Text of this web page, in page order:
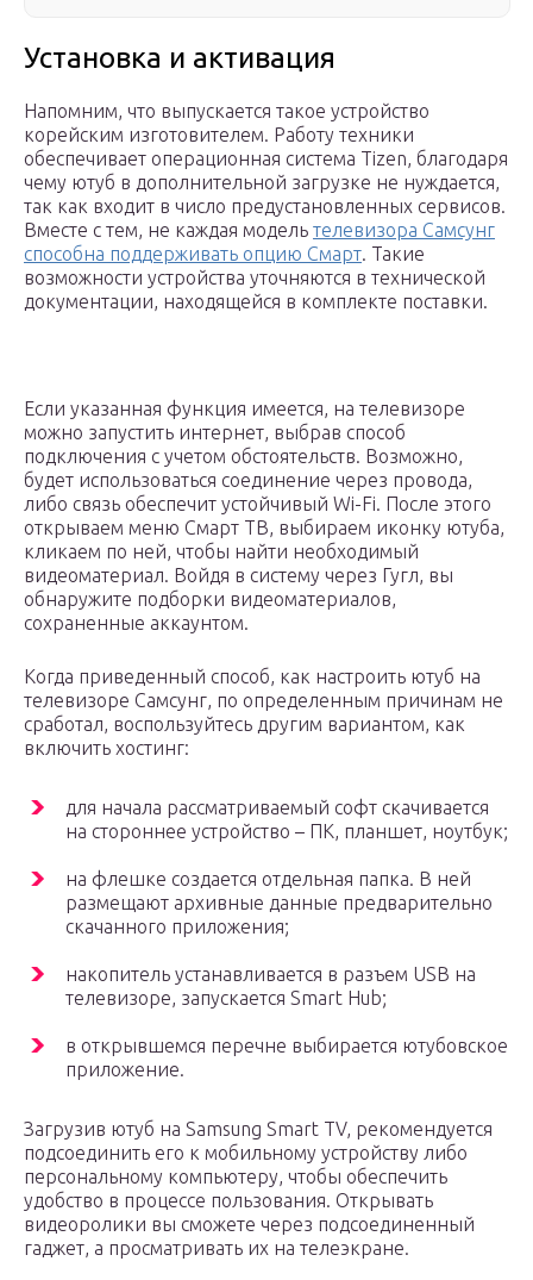
Установка и активация
Напомним, что выпускается такое устройство
корейским изготовителем. Работу техники
обеспечивает операционная система Tizen, благодаря
чему ютуб в дополнительной загрузке не нуждается,
так как входит в число предустановленных сервисов.
Вместе с тем, не каждая модель телевизора Самсунг
способна поддерживать опцию Смарт. Такие
возможности устройства уточняются в технической
документации, находящейся в комплекте поставки.
Если указанная функция имеется, на телевизоре
можно запустить интернет, выбрав способ
подключения с учетом обстоятельств. Возможно,
будет использоваться соединение через провода,
либо связь обеспечит устойчивый Wi-Fi. После этого
открываем меню Смарт ТВ, выбираем иконку ютуба,
кликаем по ней, чтобы найти необходимый
видеоматериал. Войдя в систему через Гугл, вы
обнаружите подборки видеоматериалов,
сохраненные аккаунтом.
Когда приведенный способ, как настроить ютуб на
телевизоре Самсунг, по определенным причинам не
сработал, воспользуйтесь другим вариантом, как
включить хостинг:
для начала рассматриваемый софт скачивается
на стороннее устройство – ПК, планшет, ноутбук;
на флешке создается отдельная папка. В ней
размещают архивные данные предварительно
скачанного приложения;
накопитель устанавливается в разъем USB на
телевизоре, запускается Smart Hub;
в открывшемся перечне выбирается ютубовское
приложение.
Загрузив ютуб на Samsung Smart TV, рекомендуется
подсоединить его к мобильному устройству либо
персональному компьютеру, чтобы обеспечить
удобство в процессе пользования. Открывать
видеоролики вы сможете через подсоединенный
гаджет, а просматривать их на телеэкране.